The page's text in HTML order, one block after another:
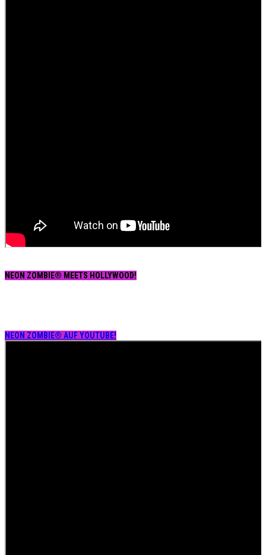
NEON ZOMBIE® MEETS HOLLYWOOD!
NEON ZOMBIE® AUF YOUTUBE!